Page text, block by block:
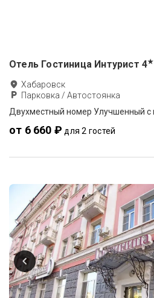
Отель Гостиница Интурист 4★
Хабаровск
Парковка / Автостоянка
от 6 660 ₽ для 2 гостей